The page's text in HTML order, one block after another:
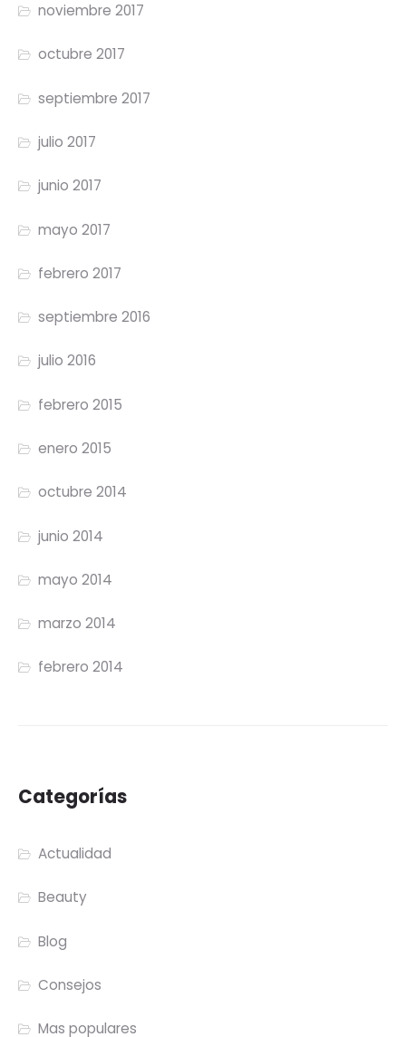
noviembre 2017
octubre 2017
septiembre 2017
julio 2017
junio 2017
mayo 2017
febrero 2017
septiembre 2016
julio 2016
febrero 2015
enero 2015
octubre 2014
junio 2014
mayo 2014
marzo 2014
febrero 2014
Categorías
Actualidad
Beauty
Blog
Consejos
Mas populares